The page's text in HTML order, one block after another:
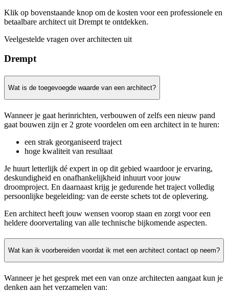
Klik op bovenstaande knop om de kosten voor een professionele en
betaalbare architect uit Drempt te ontdekken.
Veelgestelde vragen over architecten uit
Drempt
Wat is de toegevoegde waarde van een architect?
Wanneer je gaat herinrichten, verbouwen of zelfs een nieuw pand
gaat bouwen zijn er 2 grote voordelen om een architect in te huren:
een strak georganiseerd traject
hoge kwaliteit van resultaat
Je huurt letterlijk dé expert in op dit gebied waardoor je ervaring,
deskundigheid en onafhankelijkheid inhuurt voor jouw
droomproject. En daarnaast krijg je gedurende het traject volledig
persoonlijke begeleiding: van de eerste schets tot de oplevering.
Een architect heeft jouw wensen voorop staan en zorgt voor een
heldere doorvertaling van alle technische bijkomende aspecten.
Wat kan ik voorbereiden voordat ik met een architect contact op neem?
Wanneer je het gesprek met een van onze architecten aangaat kun je
denken aan het verzamelen van: